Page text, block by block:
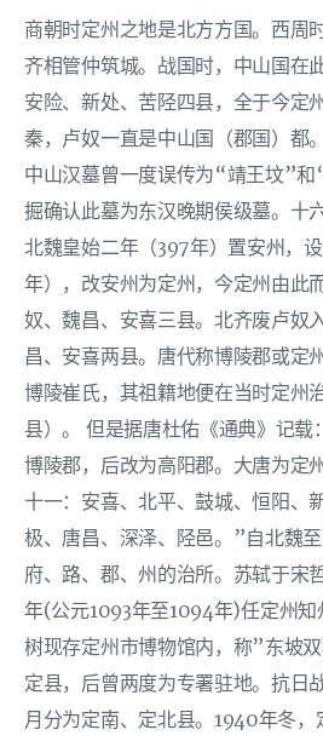
商朝时定州之地是北方方国。西周
齐相管仲筑城。战国时，中山国在
安险、新处、苦陉四县，全于今定
秦，卢奴一直是中山国（郡国）都
中山汉墓曾一度误传为“靖王坟”
掘确认此墓为东汉晚期侯级墓。十
北魏皇始二年（397年）置安州，
年），改安州为定州，今定州由此
奴、魏昌、安喜三县。北齐废卢奴
昌、安喜两县。唐代称博陵郡或定
博陵崔氏，其祖籍地便在当时定州
县）。 但是据唐杜佑《通典》记
博陵郡，后改为高阳郡。大唐为定
十一：安喜、北平、鼓城、恒阳、
极、唐昌、深泽、陉邑。”自北魏至
府、路、郡、州的治所。苏轼于宋
年(公元1093年至1094年)任定州
树现存定州市博物馆内，称”东坡
定县，后曾两度为专署驻地。抗日
月分为定南、定北县。1940年冬，